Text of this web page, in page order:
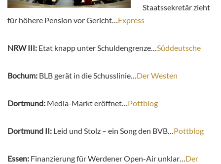
Staatssekretär zieht
für höhere Pension vor Gericht…Express
NRW III: Etat knapp unter Schuldengrenze…Süddeutsche
Bochum: BLB gerät in die Schusslinie…Der Westen
Dortmund: Media-Markt eröffnet…Pottblog
Dortmund II: Leid und Stolz – ein Song den BVB…Pottblog
Essen: Finanzierung für Werdener Open-Air unklar…Der